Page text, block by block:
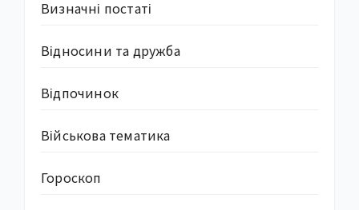
Визначні постаті
Відносини та дружба
Відпочинок
Військова тематика
Гороскоп